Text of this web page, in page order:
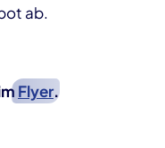
ab.
Flyer.